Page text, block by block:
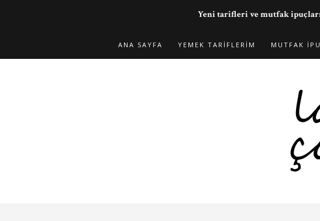
ANA SAYFA YEMEK TARIFLERIM MUTFAK
Yeni tarifleri ve mutfak